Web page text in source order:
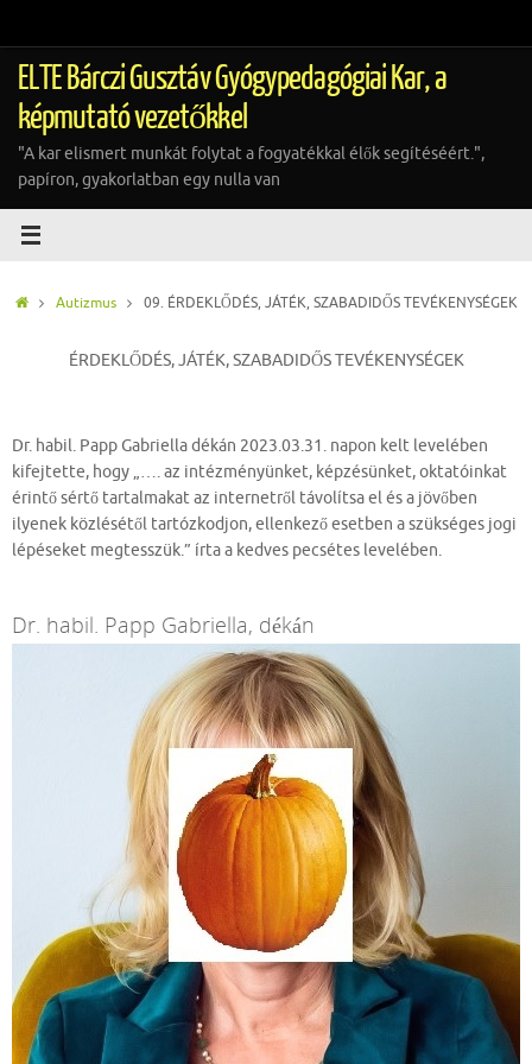
tartalomra
ELTE Bárczi Gusztáv Gyógypedagógiai Kar, a
képmutató vezetőkkel
"A kar elismert munkát folytat a fogyatékkal élők segítéséért.",
papíron, gyakorlatban egy nulla van
HomeAutizmus 09. ÉRDEKLŐDÉS, JÁTÉK, SZABADIDŐS TEVÉKENYSÉGEK
ÉRDEKLŐDÉS, JÁTÉK, SZABADIDŐS TEVÉKENYSÉGEK
Dr. habil. Papp Gabriella dékán 2023.03.31. napon kelt levelében
kifejtette, hogy „…. az intézményünket, képzésünket, oktatóinkat
érintő sértő tartalmakat az internetről távolítsa el és a jövőben
ilyenek közlésétől tartózkodjon, ellenkező esetben a szükséges jogi
lépéseket megtesszük.” írta a kedves pecsétes levelében.
Dr. habil. Papp Gabriella, dékán